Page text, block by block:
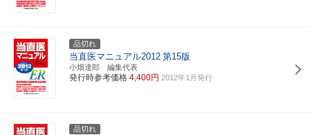
品切れ
当直医マニュアル2012 第15版
小畑達郎 編集代表
発行時参考価格 4,400円 2012年1月発行
品切れ